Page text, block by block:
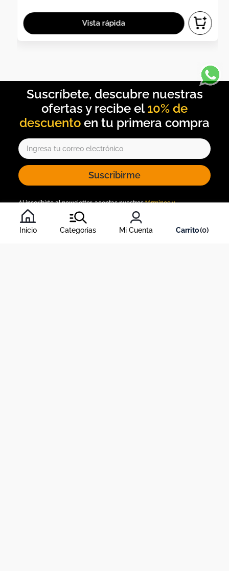
Inicio Categorias Mi Cuenta 0
10% de
descuento
Suscribirme
Al inscribirte al newsletter, aceptas nuestrostérminos y
condiciones
, y nuestra política de tratamiento de información